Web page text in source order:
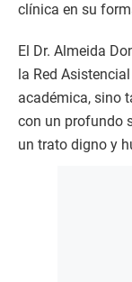
clínica en su
El Dr. Almeida
la Red
académica, sino
con un profundo
un trato digno y